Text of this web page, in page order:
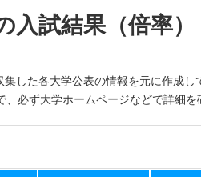
入試結果（倍率）
集した各大学公表の情報を元に作成し
必ず大学ホームページなどで詳細を